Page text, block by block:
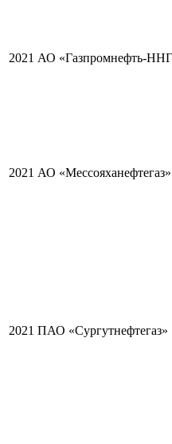
2021 АО «Газпромнефть-
2021 АО «Мессояханефтегаз»
2021 ПАО «Сургутнефтегаз»